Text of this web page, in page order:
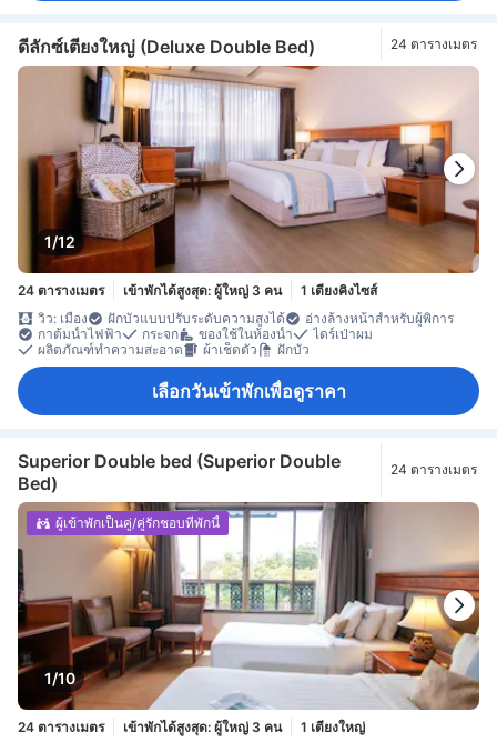
ดีลักซ์เตียงใหญ่ (Deluxe Double Bed) 24 ตารางเมตร
1/12
24 ตารางเมตร เข้าพักได้สูงสุด: ผู้ใหญ่ 3 คน
1 เตียงคิงไซส์
วิว: เมือง
ฝักบัวแบบปรับระดับความสูงได้
อ่างล้างหน้าสำหรับผู้พิการ
กาต้มน้ำไฟฟ้า
กระจก ของใช้ในห้องน้ำ
ไดร์เป่าผม
ผลิตภัณฑ์ทำความสะอาด
ผ้าเช็ดตัว ฝักบัว
เลือกวันเข้าพักเพื่อดูราคา
Superior Double bed (Superior Double
Bed)
24 ตารางเมตร
1/10
ผู้เข้าพักเป็นคู่/คู่รักชอบที่พักนี้
24 ตารางเมตร เข้าพักได้สูงสุด: ผู้ใหญ่ 3 คน 1 เตียงใหญ่